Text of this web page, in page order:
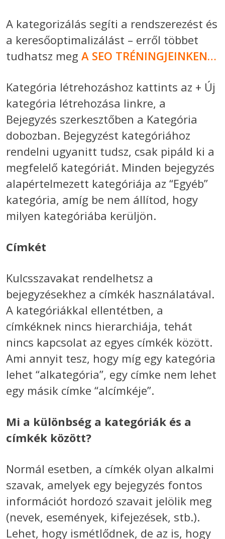
A kategorizálás segíti a rendszerezést és
a keresőoptimalizálást – erről többet
tudhatsz meg A SEO TRÉNINGJEINKEN…
Kategória létrehozáshoz kattints az + Új
kategória létrehozása linkre, a
Bejegyzés szerkesztőben a Kategória
dobozban. Bejegyzést kategóriához
rendelni ugyanitt tudsz, csak pipáld ki a
megfelelő kategóriát. Minden bejegyzés
alapértelmezett kategóriája az “Egyéb”
kategória, amíg be nem állítod, hogy
milyen kategóriába kerüljön.
Címkét
Kulcsszavakat rendelhetsz a
bejegyzésekhez a címkék használatával.
A kategóriákkal ellentétben, a
címkéknek nincs hierarchiája, tehát
nincs kapcsolat az egyes címkék között.
Ami annyit tesz, hogy míg egy kategória
lehet “alkategória”, egy címke nem lehet
egy másik címke “alcímkéje”.
Mi a különbség a kategóriák és a
címkék között?
Normál esetben, a címkék olyan alkalmi
szavak, amelyek egy bejegyzés fontos
információt hordozó szavait jelölik meg
(nevek, események, kifejezések, stb.).
Lehet, hogy ismétlődnek, de az is, hogy